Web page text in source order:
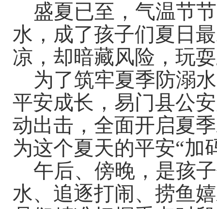
盛夏已至，气温节
水 ， 成了孩子们夏日
凉， 却暗藏风险 ， 玩
为了筑牢夏季防溺
平安成长，易门县公
动出击，全面开启夏
为这个夏天的平安“加
午后、傍晚，是孩
水、追逐打闹、捞鱼